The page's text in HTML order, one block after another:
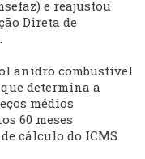
e reajustou
Direta de
anidro combustível
determina a
médios
60 meses
cálculo do ICMS.